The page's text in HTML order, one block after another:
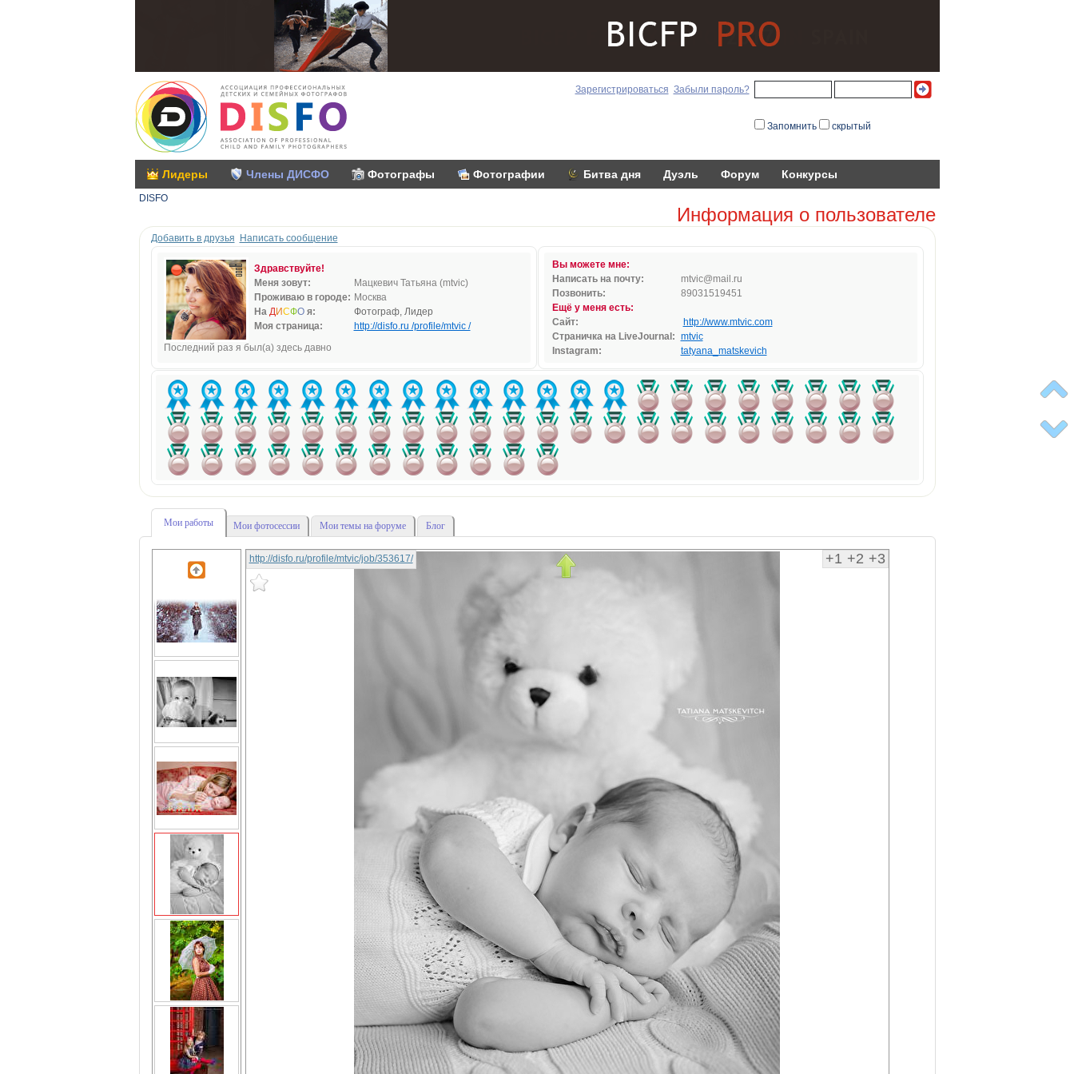
Зарегистрироваться Забыли пароль?
Запомнить скрытый
Лидеры Члены ДИСФО Фотографы Фотографии Битва дня Дуэль Форум Конкурсы
DISFO
Информация о пользователе
Добавить в друзья Написать сообщение
Здравствуйте!
Меня зовут:
Мацкевич Татьяна (mtvic)
Проживаю в городе: Москва
На ДИСФОя:
Фотограф, Лидер
Моя страница:
http://disfo.ru /profile/mtvic /
Последний раз я был(а) здесь давно
Вы можете мне:
Написать на почту:
mtvic@mai l.ru
Позвонить:
89031519451
Ещё у меня есть:
Сайт:
http://www.mtvic.com
Страничка на LiveJournal: mtvic
Instagram:
tatyana_matskevich
Мои работы Мои фотосессии Мои темы на форуме Блог
+1 +2 +3
http://disfo.ru/profile/mtvic/job/353617/